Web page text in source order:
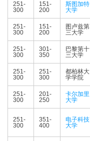
251-
300
151-
200
斯图加特
大学
251-
300
151-
200
图卢兹第
三大学
251-
300
301-
350
巴黎第十
三大学
251-
300
251-
300
都柏林大
学学院
251-
300
201-
250
卡尔加里
大学
251-
300
351-
400
电子科技
大学